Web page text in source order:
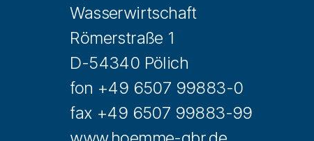
Wasserwirtschaft
Römerstraße 1
D-54340 Pölich
fon +49 6507 99883-0
fax +49 6507 99883-99